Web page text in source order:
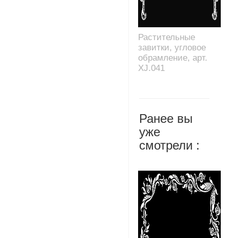
Растительные
завитки, угловое
обрамление, арт.
XJ.041
Ранее вы
уже
смотрели :